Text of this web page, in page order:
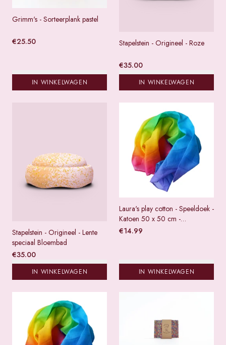
Grimm's - Sorteerplank pastel
€25.50
IN WINKELWAGEN
Stapelstein - Origineel - Roze
€35.00
IN WINKELWAGEN
Stapelstein - Origineel - Lente
speciaal Bloembad
€35.00
IN WINKELWAGEN
Laura's play cotton - Speeldoek -
Katoen 50 x 50 cm -
Regenboog
€14.99
IN WINKELWAGEN